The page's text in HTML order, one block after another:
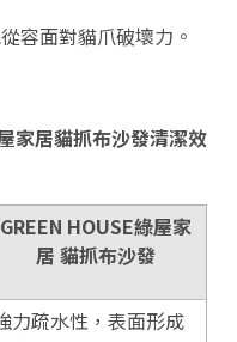
容面對貓爪破壞力。
家居貓抓布沙發清潔效
GREEN HOUSE綠屋家
居 貓抓布沙發
力疏水性，表面形成